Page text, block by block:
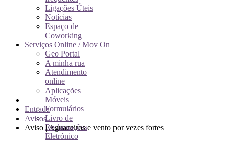
Ligações Úteis
Notícias
Espaço de
Coworking
Serviços Online / Mov On
Geo Portal
A minha rua
Atendimento
online
Aplicações
Móveis
Formulários
Livro de
Reclamações
Eletrónico
Entrada
Avisos
Aviso | Aguaceiros e vento por vezes fortes